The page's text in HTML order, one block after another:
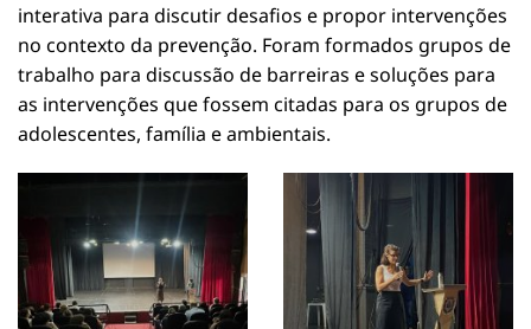
interativa para discutir desafios e propor intervenções
no contexto da prevenção. Foram formados grupos de
trabalho para discussão de barreiras e soluções para
as intervenções que fossem citadas para os grupos de
adolescentes, família e ambientais.